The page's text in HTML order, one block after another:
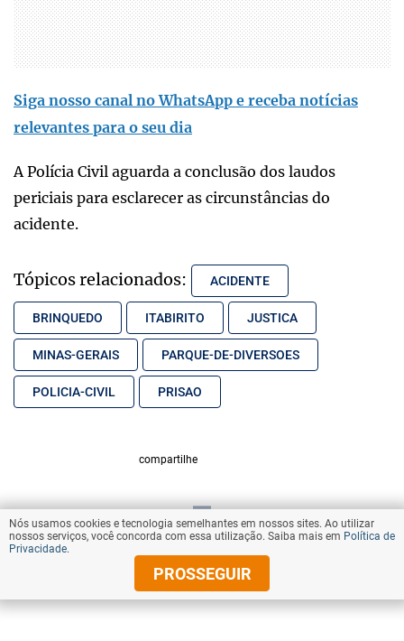
Siga nosso canal no WhatsApp e receba notícias
relevantes para o seu dia
A Polícia Civil aguarda a conclusão dos laudos
periciais para esclarecer as circunstâncias do
acidente.
Tópicos relacionados: ACIDENTE
BRINQUEDO ITABIRITO JUSTICA
MINAS-GERAIS PARQUE-DE-DIVERSOES
POLICIA-CIVIL PRISAO
compartilhe
VOLTAR AO TOPO
© Copyright 2026 Diários Associados
Nós usamos cookies e tecnologia semelhantes em nossos sites. Ao utilizar
nossos serviços, você concorda com essa utilização. Saiba mais em Política de
Privacidade.
PROSSEGUIR